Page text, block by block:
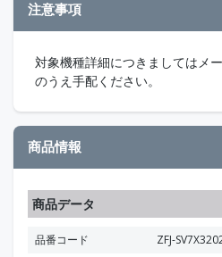
注意事項
対象機種詳細につきましてはメ
のうえ手配ください。
商品情報
商品データ
品番コード
ZFJ-